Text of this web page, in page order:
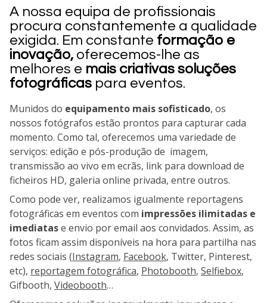
A nossa equipa de profissionais
procura constantemente a qualidade
exigida. Em constante formação e
inovação, oferecemos-lhe as
melhores e mais criativas soluções
fotográficas para eventos.
Munidos do equipamento mais sofisticado, os
nossos fotógrafos estão prontos para capturar cada
momento. Como tal, oferecemos uma variedade de
serviços: edição e pós-produção de imagem,
transmissão ao vivo em ecrãs, link para download de
ficheiros HD, galeria online privada, entre outros.
Como pode ver, realizamos igualmente reportagens
fotográficas em eventos com impressões ilimitadas e
imediatase envio por email aos convidados. Assim, as
fotos ficam assim disponíveis na hora para partilha nas
redes sociais (Instagram, Facebook, Twitter, Pinterest,
etc), reportagem fotográfica, Photobooth, Selfiebox,
Gifbooth, Videobooth…